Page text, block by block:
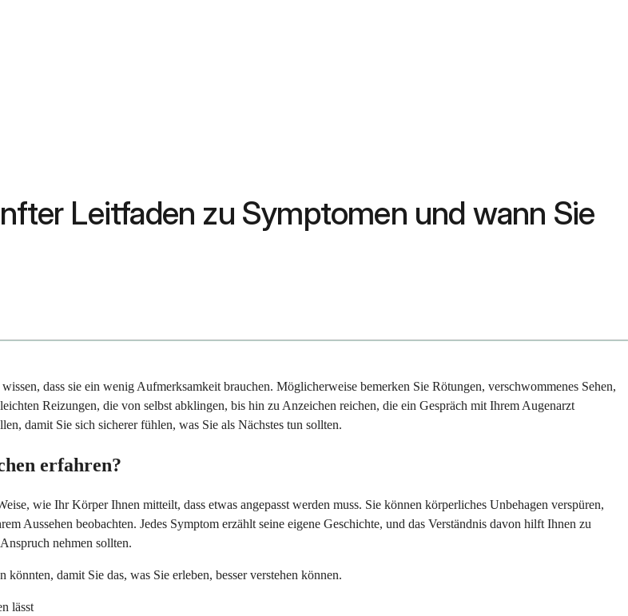
Leitfaden zu Symptomen und wann Sie
dass sie ein wenig Aufmerksamkeit brauchen. Möglicherweise bemerken Sie Rötungen, verschwommenes Sehen,
Reizungen, die von selbst abklingen, bis hin zu Anzeichen reichen, die ein Gespräch mit Ihrem Augenarzt
damit Sie sich sicherer fühlen, was Sie als Nächstes tun sollten.
erfahren?
wie Ihr Körper Ihnen mitteilt, dass etwas angepasst werden muss. Sie können körperliches Unbehagen verspüren,
Aussehen beobachten. Jedes Symptom erzählt seine eigene Geschichte, und das Verständnis davon hilft Ihnen zu
nehmen sollten.
damit Sie das, was Sie erleben, besser verstehen können.
lässt